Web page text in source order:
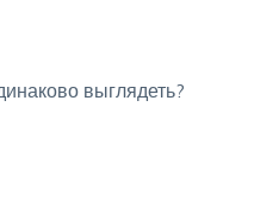
выглядеть?